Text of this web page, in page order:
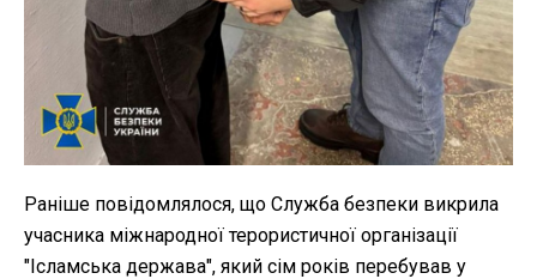
Раніше повідомлялося, що Служба безпеки викрила
учасника міжнародної терористичної організації
"Ісламська держава", який сім років перебував у